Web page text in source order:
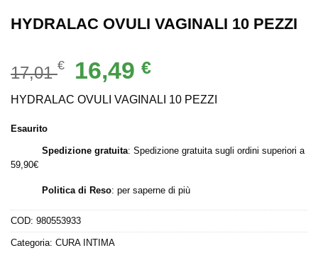
HYDRALAC OVULI VAGINALI 10 PEZZI
17,01€
Il
prezzo
originale
16,49€Il
attuale
HYDRALAC OVULI VAGINALI 10 PEZZI
Esaurito
Spedizione gratuita: Spedizione gratuita sugli ordini superiori a
59,90€
Politica di Reso: per saperne di più
COD: 980553933
Categoria: CURA INTIMA